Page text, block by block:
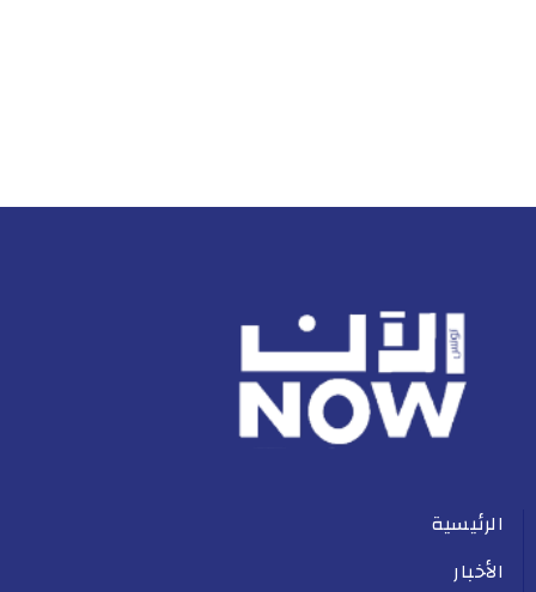
الرئيسية
الأخبار